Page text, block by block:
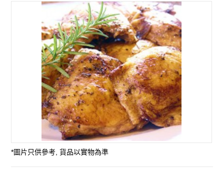
*圖片只供參考, 貨品以實物為準